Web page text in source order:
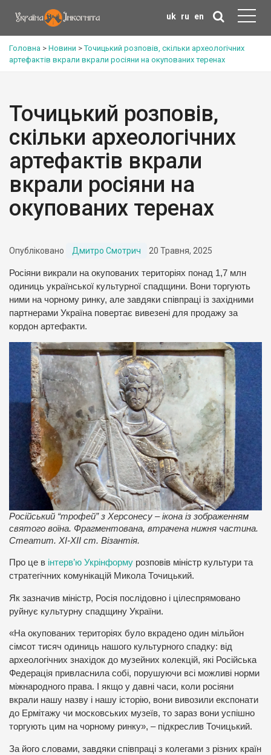
uk ru en
Головна > Новини >Точицький розповів, скільки археологічних
артефактів вкрали вкрали росіяни на окупованих теренах
Точицький розповів,
скільки археологічних
артефактів вкрали
вкрали росіяни на
окупованих теренах
Опубліковано Дмитро Смотрич 20 Травня, 2025
Росіяни викрали на окупованих територіях понад 1,7 млн
одиниць української культурної спадщини. Вони торгують
ними на чорному ринку, але завдяки співпраці із західними
партнерами Україна повертає вивезені для продажу за
кордон артефакти.
Російський “трофей” з Херсонесу – ікона із зображенням
святого воїна. Фрагментована, втрачена нижня частина.
Стеатит. XI-XII ст. Візантія.
Про це в інтерв’ю Укрінформу розповів міністр культури та
стратегічних комунікацій Микола Точицький.
Як зазначив міністр, Росія послідовно і цілеспрямовано
руйнує культурну спадщину України.
«На окупованих територіях було вкрадено один мільйон
сімсот тисяч одиниць нашого культурного спадку: від
археологічних знахідок до музейних колекцій, які Російська
Федерація привласнила собі, порушуючи всі можливі норми
міжнародного права. І якщо у давні часи, коли росіяни
вкрали нашу назву і нашу історію, вони вивозили експонати
до Ермітажу чи московських музеїв, то зараз вони успішно
торгують цим на чорному ринку», – підкреслив Точицький.
За його словами, завдяки співпраці з колегами з різних країн